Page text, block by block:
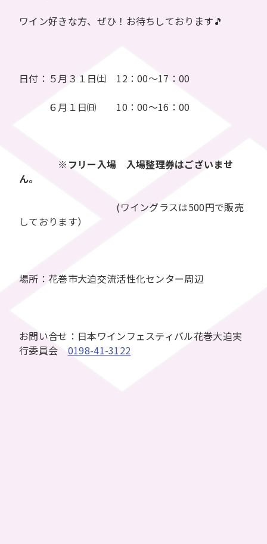
ワイン好きな方、ぜひ！お待ちしております🎵
日付：５月３１日㈯ 12：00～17：00
６月１日㈰ 10：00～16：00
※ フリー入場
入場整理券はございませ
ん。
(ワイングラスは500円で販売
しております）
場所：花巻市大迫交流活性化センター周辺
お問い合せ：日本ワインフェスティバル花巻大迫実
行委員会 0198-41-3122